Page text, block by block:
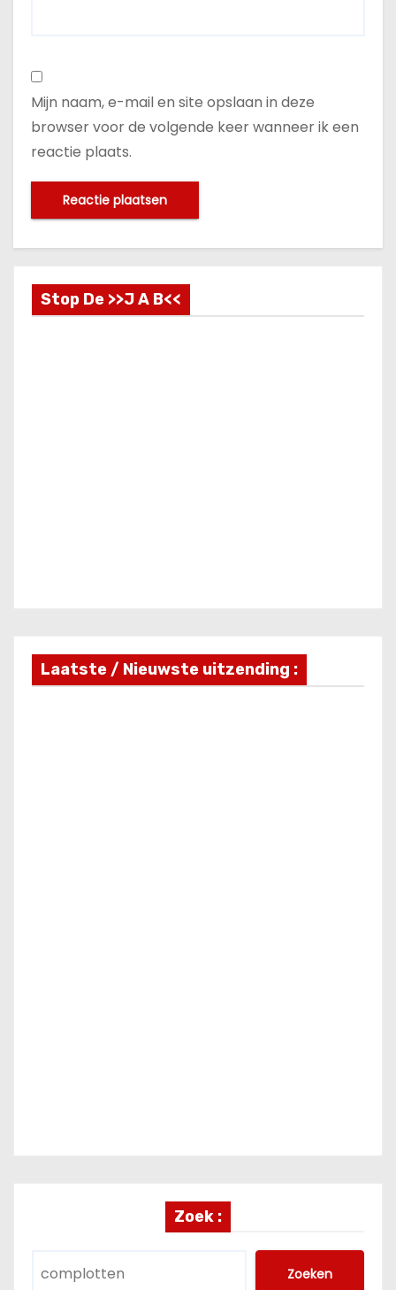
Mijn naam, e-mail en site opslaan in deze
browser voor de volgende keer wanneer ik een
reactie plaats.
Stop De >>J A B<<
Laatste / Nieuwste uitzending :
Zoek :
Zoeken